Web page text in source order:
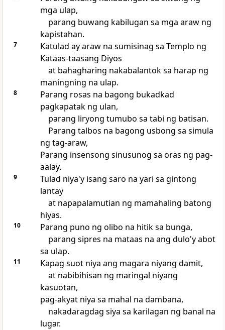
mga ulap,
parang buwang kabilugan sa mga araw ng
kapistahan.
7
Katulad ay araw na sumisinag sa Templo ng
Kataas-taasang Diyos
at bahagharing nakabalantok sa harap ng
maningning na ulap.
8
Parang rosas na bagong bukadkad
pagkapatak ng ulan,
parang liryong tumubo sa tabi ng batisan.
Parang talbos na bagong usbong sa simula
ng tag-araw,
Parang insensong sinusunog sa oras ng pag-
aalay.
9
Tulad niya'y isang saro na yari sa gintong
lantay
at napapalamutian ng mamahaling batong
hiyas.
10
Parang puno ng olibo na hitik sa bunga,
parang sipres na mataas na ang dulo'y abot
sa ulap.
11
Kapag suot niya ang magara niyang damit,
at nabibihisan ng maringal niyang
kasuotan,
pag-akyat niya sa mahal na dambana,
nakadaragdag siya sa karilagan ng banal na
lugar.